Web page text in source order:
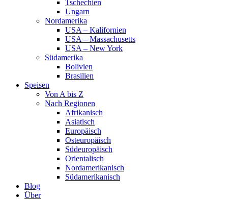
Tschechien
Ungarn
Nordamerika
USA – Kalifornien
USA – Massachusetts
USA – New York
Südamerika
Bolivien
Brasilien
Speisen
Von A bis Z
Nach Regionen
Afrikanisch
Asiatisch
Europäisch
Osteuropäisch
Südeuropäisch
Orientalisch
Nordamerikanisch
Südamerikanisch
Blog
Über